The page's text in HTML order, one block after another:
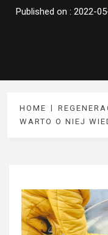
Published on : 2022-
HOME
WARTO O NIEJ